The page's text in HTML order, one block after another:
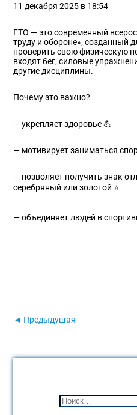
11 декабря 2025 в 18:54
ГТО — это современный
труду и обороне», созданный
проверить свою физическую
входят бег, силовые
другие дисциплины.
Почему это важно?
— укрепляет здоровье 💪
— мотивирует заниматься
— позволяет получить знак
серебряный или золотой ⭐
— объединяет людей в
◄ Предыдущая